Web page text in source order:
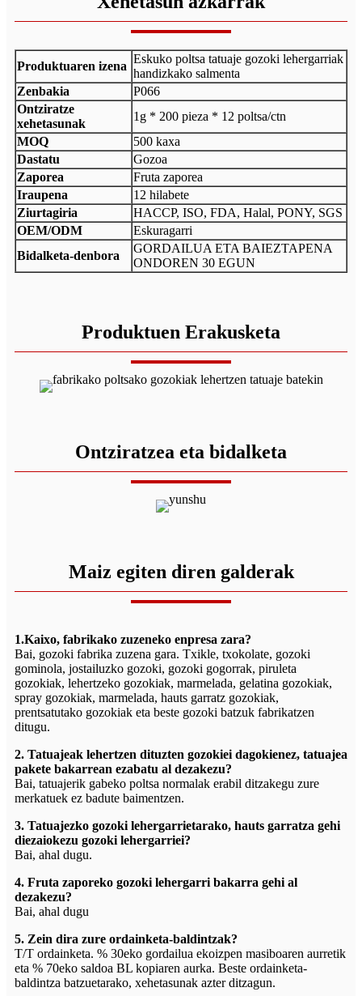
Produktuaren izena
Eskuko poltsa tatuaje gozoki lehergarriak
handizkako salmenta
Zenbakia
P066
Ontziratze
xehetasunak
1g * 200 pieza * 12 poltsa/ctn
MOQ
500 kaxa
Dastatu
Gozoa
Zaporea
Fruta zaporea
Iraupena
12 hilabete
Ziurtagiria
HACCP, ISO, FDA, Halal, PONY, SGS
OEM/ODM
Eskuragarri
Bidalketa-denbora
GORDAILUA ETA BAIEZTAPENA
ONDOREN 30 EGUN
Produktuen Erakusketa
Ontziratzea eta bidalketa
Maiz egiten diren galderak
1.Kaixo, fabrikako zuzeneko enpresa zara?
Bai, gozoki fabrika zuzena gara. Txikle, txokolate, gozoki
gominola, jostailuzko gozoki, gozoki gogorrak, piruleta
gozokiak, lehertzeko gozokiak, marmelada, gelatina gozokiak,
spray gozokiak, marmelada, hauts garratz gozokiak,
prentsatutako gozokiak eta beste gozoki batzuk fabrikatzen
ditugu.
2. Tatuajeak lehertzen dituzten gozokiei dagokienez, tatuajea
pakete bakarrean ezabatu al dezakezu?
Bai, tatuajerik gabeko poltsa normalak erabil ditzakegu zure
merkatuek ez badute baimentzen.
3. Tatuajezko gozoki lehergarrietarako, hauts garratza gehi
diezaiokezu gozoki lehergarriei?
Bai, ahal dugu.
4. Fruta zaporeko gozoki lehergarri bakarra gehi al
dezakezu?
Bai, ahal dugu
5. Zein dira zure ordainketa-baldintzak?
T/T ordainketa. % 30eko gordailua ekoizpen masiboaren aurretik
eta % 70eko saldoa BL kopiaren aurka. Beste ordainketa-
baldintza batzuetarako, xehetasunak azter ditzagun.